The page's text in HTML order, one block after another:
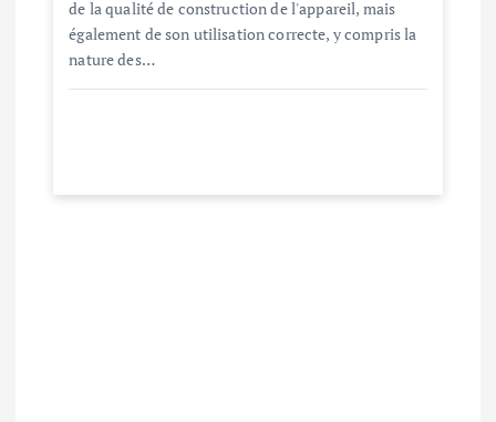
de la qualité de construction de l'appareil, mais
également de son utilisation correcte, y compris la
nature des…